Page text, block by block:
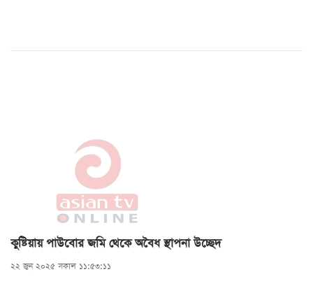
কুষ্টিয়ায় পাউবোর জমি থেকে অবৈধ স্থাপনা উচ্ছেদ
২২ জুন ২০২৫ সকাল ১১:৫৩:১১